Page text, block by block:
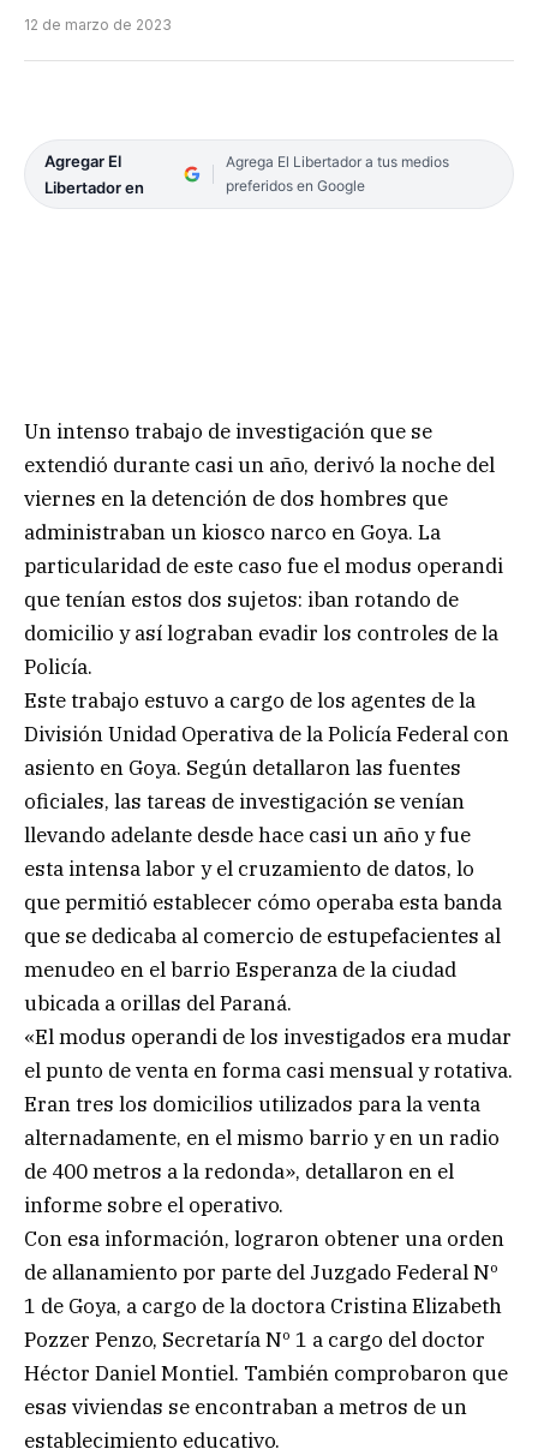
12 de marzo de 2023
Agregar El
Libertador en
Agrega El Libertador a tus medios
preferidos en Google
Un intenso trabajo de investigación que se
extendió durante casi un año, derivó la noche del
viernes en la detención de dos hombres que
administraban un kiosco narco en Goya. La
particularidad de este caso fue el modus operandi
que tenían estos dos sujetos: iban rotando de
domicilio y así lograban evadir los controles de la
Policía.
Este trabajo estuvo a cargo de los agentes de la
División Unidad Operativa de la Policía Federal con
asiento en Goya. Según detallaron las fuentes
oficiales, las tareas de investigación se venían
llevando adelante desde hace casi un año y fue
esta intensa labor y el cruzamiento de datos, lo
que permitió establecer cómo operaba esta banda
que se dedicaba al comercio de estupefacientes al
menudeo en el barrio Esperanza de la ciudad
ubicada a orillas del Paraná.
«El modus operandi de los investigados era mudar
el punto de venta en forma casi mensual y rotativa.
Eran tres los domicilios utilizados para la venta
alternadamente, en el mismo barrio y en un radio
de 400 metros a la redonda», detallaron en el
informe sobre el operativo.
Con esa información, lograron obtener una orden
de allanamiento por parte del Juzgado Federal Nº
1 de Goya, a cargo de la doctora Cristina Elizabeth
Pozzer Penzo, Secretaría Nº 1 a cargo del doctor
Héctor Daniel Montiel. También comprobaron que
esas viviendas se encontraban a metros de un
establecimiento educativo.